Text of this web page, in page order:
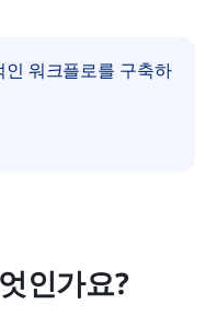
워크플로를 구축하
인가요?